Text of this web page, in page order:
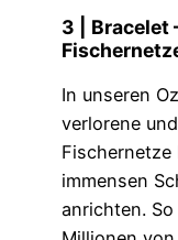
3 | Bracelet
In unseren
verlorene
Fischernetze
immensen
anrichten.